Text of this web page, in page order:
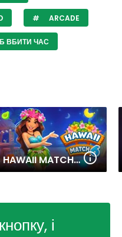
ARCADE
ВБИТИ ЧАС
HAWAII MATCH 6
і